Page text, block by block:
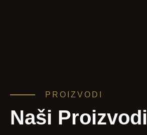
PROIZVODI
Naši Proizvodi